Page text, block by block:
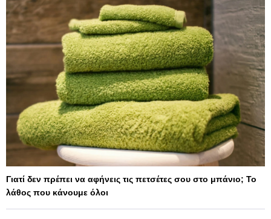
Γιατί δεν πρέπει να αφήνεις τις πετσέτες σου στο μπάνιο; Το
λάθος που κάνουμε όλοι